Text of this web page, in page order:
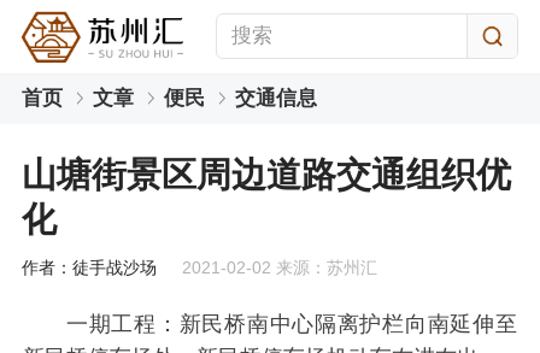
首页 文章 便民 交通信息
山塘街景区周边道路交通组织优
化
作者：徒手战沙场 2021-02-02 来源：苏州汇
一期工程：新民桥南中心隔离护栏向南延伸至